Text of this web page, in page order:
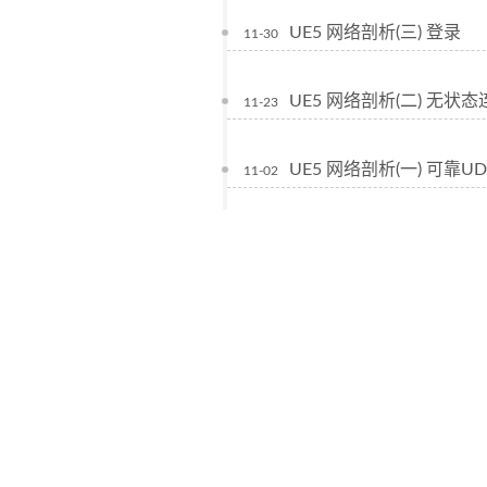
11-30 UE5 网络剖析(三) 登录
11-23 UE5 网络剖析(二) 无状态
11-02 UE5 网络剖析(一) 可靠